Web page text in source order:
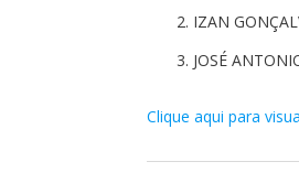
IZAN
JOSÉ
Clique aqui para